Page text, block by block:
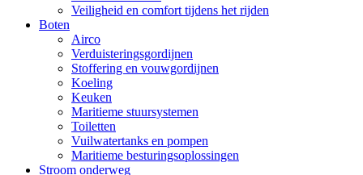
Veiligheid en comfort tijdens het rijden
Boten
Airco
Verduisteringsgordijnen
Stoffering en vouwgordijnen
Koeling
Keuken
Maritieme stuursystemen
Toiletten
Vuilwatertanks en pompen
Maritieme besturingsoplossingen
Stroom onderweg